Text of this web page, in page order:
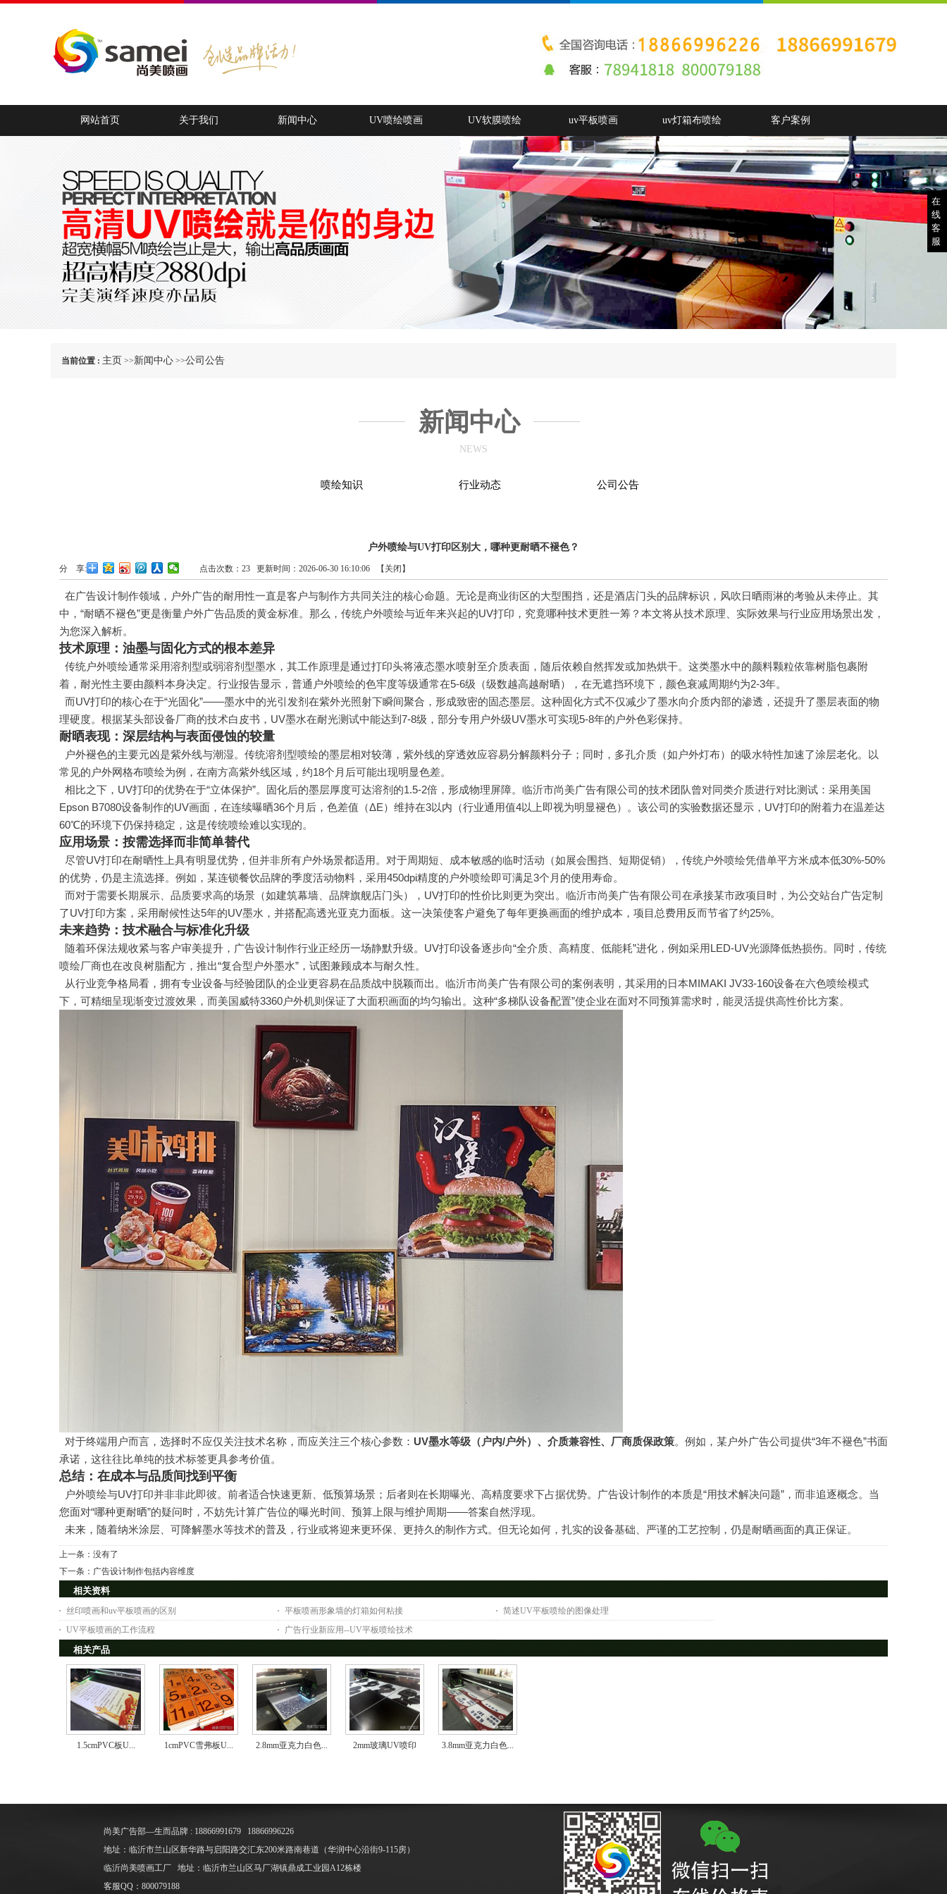
网站首页 关于我们 新闻中心 UV喷绘喷画 UV软膜喷绘 uv平板喷画 uv灯箱布喷绘 客户案例
当前位置 : 主页 >>新闻中心 >>公司公告
新闻中心
NEWS
喷绘知识 行业动态 公司公告
户外喷绘与UV打印区别大，哪种更耐晒不褪色？
点击次数： 23 更新时间：2026-06-30 16:10:06 【 关闭 】
分 享:
在广告设计制作领域，户外广告的耐用性一直是客户与制作方共同关注的核心命题。无论是商业街区的大型围挡，还是酒店门头的品牌标识，风吹日晒雨淋的考验从未停止。其
中，“耐晒不褪色”更是衡量户外广告品质的黄金标准。那么，传统户外喷绘与近年来兴起的UV打印，究竟哪种技术更胜一筹？本文将从技术原理、实际效果与行业应用场景出发，
为您深入解析。
技术原理：油墨与固化方式的根本差异
传统户外喷绘通常采用溶剂型或弱溶剂型墨水，其工作原理是通过打印头将液态墨水喷射至介质表面，随后依赖自然挥发或加热烘干。这类墨水中的颜料颗粒依靠树脂包裹附
着，耐光性主要由颜料本身决定。行业报告显示，普通户外喷绘的色牢度等级通常在5-6级（级数越高越耐晒），在无遮挡环境下，颜色衰减周期约为2-3年。
而UV打印的核心在于“光固化”——墨水中的光引发剂在紫外光照射下瞬间聚合，形成致密的固态墨层。这种固化方式不仅减少了墨水向介质内部的渗透，还提升了墨层表面的物
理硬度。根据某头部设备厂商的技术白皮书，UV墨水在耐光测试中能达到7-8级，部分专用户外级UV墨水可实现5-8年的户外色彩保持。
耐晒表现：深层结构与表面侵蚀的较量
户外褪色的主要元凶是紫外线与潮湿。传统溶剂型喷绘的墨层相对较薄，紫外线的穿透效应容易分解颜料分子；同时，多孔介质（如户外灯布）的吸水特性加速了涂层老化。以
常见的户外网格布喷绘为例，在南方高紫外线区域，约18个月后可能出现明显色差。
相比之下，UV打印的优势在于“立体保护”。固化后的墨层厚度可达溶剂的1.5-2倍，形成物理屏障。临沂市尚美广告有限公司的技术团队曾对同类介质进行对比测试：采用美国
Epson B7080设备制作的UV画面，在连续曝晒36个月后，色差值（ΔE）维持在3以内（行业通用值4以上即视为明显褪色）。该公司的实验数据还显示，UV打印的附着力在温差达
60℃的环境下仍保持稳定，这是传统喷绘难以实现的。
应用场景：按需选择而非简单替代
尽管UV打印在耐晒性上具有明显优势，但并非所有户外场景都适用。对于周期短、成本敏感的临时活动（如展会围挡、短期促销），传统户外喷绘凭借单平方米成本低30%-50%
的优势，仍是主流选择。例如，某连锁餐饮品牌的季度活动物料，采用450dpi精度的户外喷绘即可满足3个月的使用寿命。
而对于需要长期展示、品质要求高的场景（如建筑幕墙、品牌旗舰店门头），UV打印的性价比则更为突出。临沂市尚美广告有限公司在承接某市政项目时，为公交站台广告定制
了UV打印方案，采用耐候性达5年的UV墨水，并搭配高透光亚克力面板。这一决策使客户避免了每年更换画面的维护成本，项目总费用反而节省了约25%。
未来趋势：技术融合与标准化升级
随着环保法规收紧与客户审美提升，广告设计制作行业正经历一场静默升级。UV打印设备逐步向“全介质、高精度、低能耗”进化，例如采用LED-UV光源降低热损伤。同时，传统
喷绘厂商也在改良树脂配方，推出“复合型户外墨水”，试图兼顾成本与耐久性。
从行业竞争格局看，拥有专业设备与经验团队的企业更容易在品质战中脱颖而出。临沂市尚美广告有限公司的案例表明，其采用的日本MIMAKI JV33-160设备在六色喷绘模式
下，可精细呈现渐变过渡效果，而美国威特3360户外机则保证了大面积画面的均匀输出。这种“多梯队设备配置”使企业在面对不同预算需求时，能灵活提供高性价比方案。
对于终端用户而言，选择时不应仅关注技术名称，而应关注三个核心参数： UV墨水等级（户内/户外）、介质兼容性、厂商质保政策。例如，某户外广告公司提供“3年不褪色”书面
承诺，这往往比单纯的技术标签更具参考价值。
总结：在成本与品质间找到平衡
户外喷绘与UV打印并非非此即彼。前者适合快速更新、低预算场景；后者则在长期曝光、高精度要求下占据优势。广告设计制作的本质是“用技术解决问题”，而非追逐概念。当
您面对“哪种更耐晒”的疑问时，不妨先计算广告位的曝光时间、预算上限与维护周期——答案自然浮现。
未来，随着纳米涂层、可降解墨水等技术的普及，行业或将迎来更环保、更持久的制作方式。但无论如何，扎实的设备基础、严谨的工艺控制，仍是耐晒画面的真正保证。
上一条：没有了
下一条： 广告设计制作包括内容维度
相关资料
丝印喷画和uv平板喷画的区别 平板喷画形象墙的灯箱如何粘接
简述UV平板喷绘的图像处理
UV平板喷画的工作流程
广告行业新应用--UV平板喷绘技术
相关产品
1.5cmPVC板U... 1cmPVC雪弗板U... 2.8mm亚克力白色... 2mm玻璃UV喷印 3.8mm亚克力白色...
尚美广告部—生而品牌 : 18866991679 18866996226
地址：临沂市兰山区新华路与启阳路交汇东200米路南巷道（华润中心沿街9-115房）
临沂尚美喷画工厂 地址 ： 临沂市兰山区马厂湖镇鼎成工业园A12栋楼
客服QQ ： 800079188
在
线
客
服